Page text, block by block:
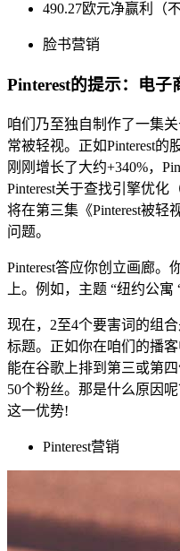
490.27欧元净赢利（
脸书营销
Pinterest的提示：电
咱们乃至独自制作了一集关
常被轻视。正如Pinterest的
刚刚增长了大约+340%，
Pinterest关于查找引擎优化
将在第三集《Pinterest被
问题。
Pinterest答应你创立画廊。
上。例如，主题 “纽约公寓
现在，2至4个要害词的组
标题。正如你在咱们的播
能在谷歌上排到第三或第
50个粉丝。那是什么原因
这一优势!
Pinterest营销